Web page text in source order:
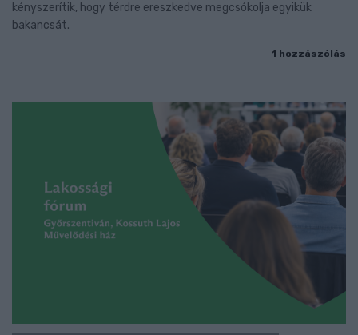
kényszerítik, hogy térdre ereszkedve megcsókolja egyikük
bakancsát.
1 hozzászólás